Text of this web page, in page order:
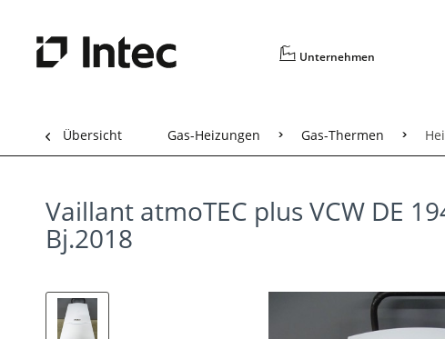
Unternehmen
Übersicht Gas-Heizungen Gas-Thermen
Vaillant atmoTEC plus VCW DE
Bj.2018